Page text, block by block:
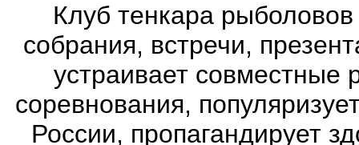
Клуб тенкара
собрания, встречи,
устраивает
соревнования,
России, пропагандирует